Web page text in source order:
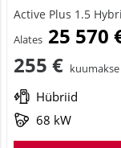
Active Plus 1.5
Alates 25 570
255 €
Hübriid
68 kW